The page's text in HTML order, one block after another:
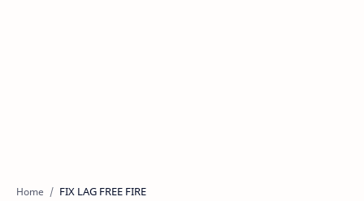
Home FIX LAG FREE FIRE